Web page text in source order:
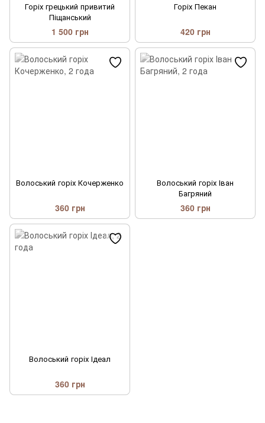
Горіх грецький привитий
Піщанський
1 500 грн
Горіх Пекан
420 грн
Волоський горіх Кочерженко
360 грн
Волоський горіх Іван
Багряний
360 грн
Волоський горіх Ідеал
360 грн